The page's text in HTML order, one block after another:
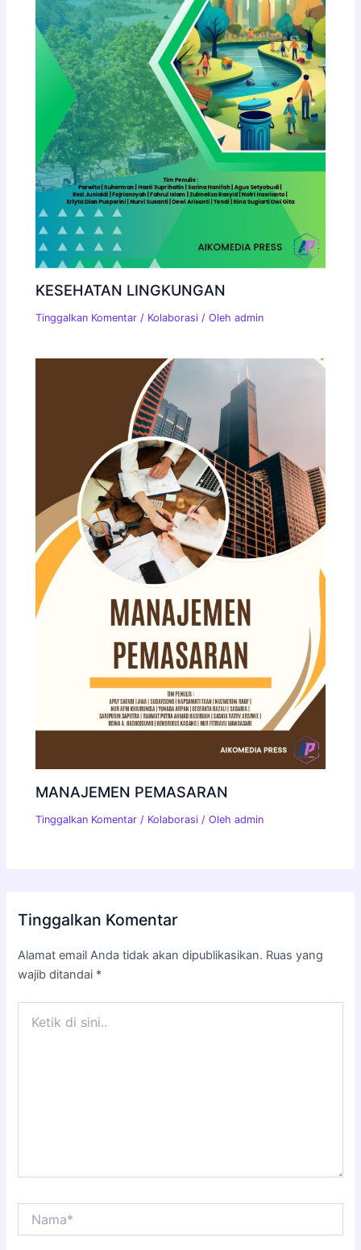
KESEHATAN LINGKUNGAN
Tinggalkan Komentar / Kolaborasi / Olehadmin
MANAJEMEN PEMASARAN
Tinggalkan Komentar / Kolaborasi / Olehadmin
Tinggalkan Komentar
Alamat email Anda tidak akan dipublikasikan. Ruas yang
wajib ditandai *